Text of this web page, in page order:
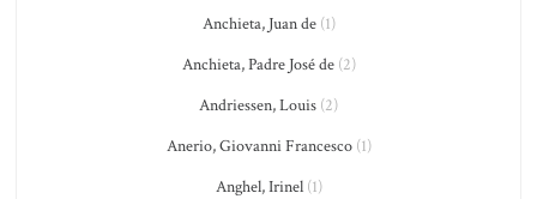
Anchieta, Juan de(1)
Anchieta, Padre José de(2)
Andriessen, Louis (2)
Anerio, Giovanni Francesco(1)
Anghel, Irinel(1)